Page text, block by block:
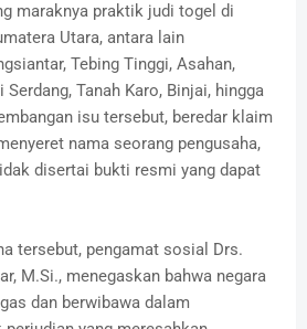
maraknya praktik judi togel di
Utara, antara lain
Tebing Tinggi, Asahan,
Serdang, Tanah Karo, Binjai, hingga
isu tersebut, beredar klaim
nama seorang pengusaha,
disertai bukti resmi yang dapat
tersebut, pengamat sosial Drs.
M.Si., menegaskan bahwa negara
dan berwibawa dalam